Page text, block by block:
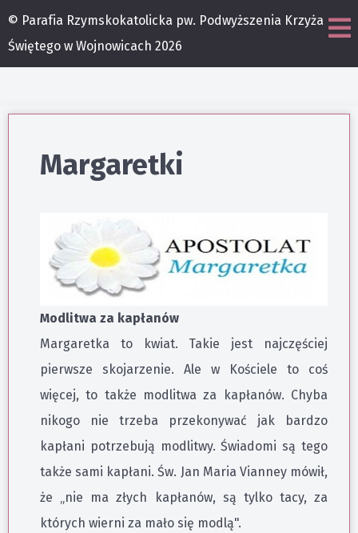
© Parafia Rzymskokatolicka pw. Podwyższenia Krzyża
Świętego w Wojnowicach 2026
Margaretki
Modlitwa za kapłanów
Margaretka to kwiat. Takie jest najczęściej
pierwsze skojarzenie. Ale w Kościele to coś
więcej, to także modlitwa za kapłanów. Chyba
nikogo nie trzeba przekonywać jak bardzo
kapłani potrzebują modlitwy. Świadomi są tego
także sami kapłani. Św. Jan Maria Vianney mówił,
że „nie ma złych kapłanów, są tylko tacy, za
których wierni za mało się modlą".